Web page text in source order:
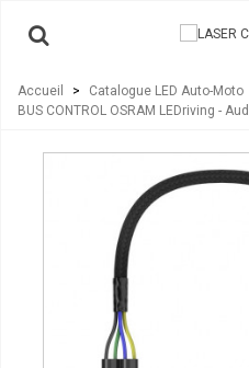
Accueil > Catalogue LED Auto-Moto
BUS CONTROL OSRAM LEDriving -